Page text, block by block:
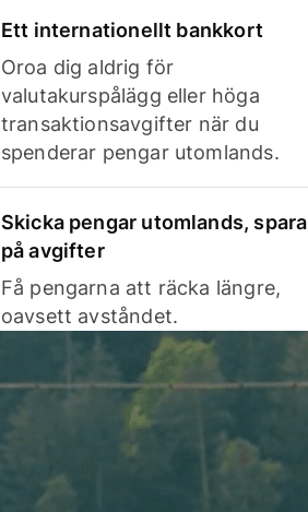
Ett internationellt bankkort
Oroa dig aldrig för
valutakurspålägg eller höga
transaktionsavgifter när du
spenderar pengar utomlands.
Skicka pengar utomlands, spara
på avgifter
Få pengarna att räcka längre,
oavsett avståndet.